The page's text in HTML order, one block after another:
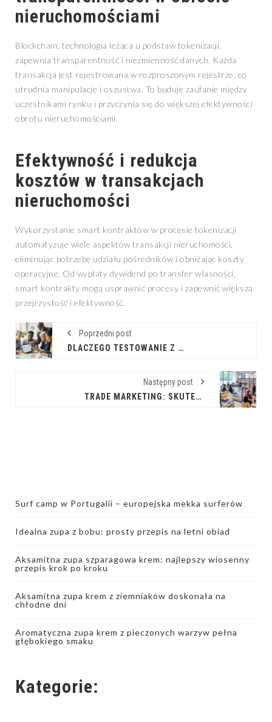
nieruchomościami
Blockchain, technologia leżąca u podstaw tokenizacji,
zapewnia transparentność i niezmienność danych. Każda
transakcja jest rejestrowana w rozproszonym rejestrze, co
utrudnia manipulacje i oszustwa. To buduje zaufanie między
uczestnikami rynku i przyczynia się do większej efektywności
obrotu nieruchomościami.
Efektywność i redukcja
kosztów w transakcjach
nieruchomości
Wykorzystanie smart kontraktów w procesie tokenizacji
automatyzuje wiele aspektów transakcji nieruchomości,
eliminując potrzebę udziału pośredników i obniżając koszty
operacyjne. Od wypłaty dywidend po transfer własności,
smart kontrakty mogą usprawnić procesy i zapewnić większą
przejrzystość i efektywność.
Poprzedni post
DLACZEGO TESTOWANIE Z UŻYTKOWNIKAMI JEST KLUCZOWE DLA SUKCESU PRODUKTU
Następny post
TRADE MARKETING: SKUTECZNE NARZĘDZIE WZROSTU SPRZEDAŻY
Surf camp w Portugalii – europejska mekka surferów
Idealna zupa z bobu: prosty przepis na letni obiad
Aksamitna zupa szparagowa krem: najlepszy wiosenny
przepis krok po kroku
Aksamitna zupa krem z ziemniaków doskonała na
chłodne dni
Aromatyczna zupa krem z pieczonych warzyw pełna
głębokiego smaku
Kategorie: